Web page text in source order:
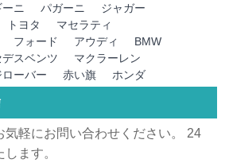
ニ パガーニ
ジャガー
トヨタ
マセラティ
フォード アウディ
BMW
デスベンツ
マクラーレン
ローバー 赤い旗 ホンダ
気軽にお問い合わせください。 24
ます。